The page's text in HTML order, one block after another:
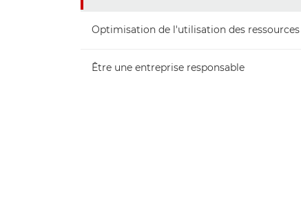
Optimisation de l'utilisation des ressources
Être une entreprise responsable